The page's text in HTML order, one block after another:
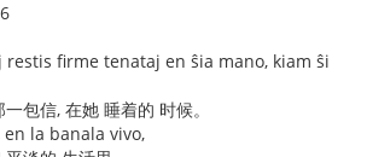
restis firme tenataj en ŝia mano, kiam ŝi
包信, 在她 睡着的 时候。
la banala vivo,